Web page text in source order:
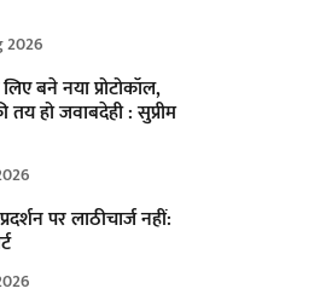
2026
बने नया प्रोटोकॉल,
तय हो जवाबदेही : सुप्रीम
पर लाठीचार्ज नहीं: